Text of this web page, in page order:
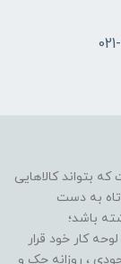
بتواند کالاهایی
به دست
باشد؛
کار خود قرار
، روزانه چک و